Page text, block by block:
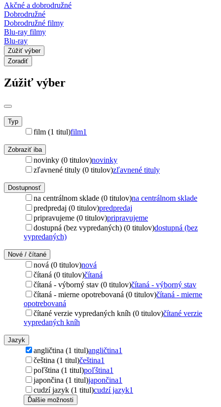
Akčné a dobrodružné
Dobrodružné
Dobrodružné filmy
Blu-ray filmy
Blu-ray
Zúžiť výber
Zoradiť
Zúžiť výber
Typ
film (1 titul)film1
Zobraziť iba
novinky (0 titulov)novinky
zľavnené tituly (0 titulov)zľavnené tituly
Dostupnosť
na centrálnom sklade (0 titulov)na centrálnom sklade
predpredaj (0 titulov)predpredaj
pripravujeme (0 titulov)pripravujeme
dostupná (bez vypredaných) (0 titulov)dostupná (bez
vypredaných)
Nové / čítané
nová (0 titulov)nová
čítaná (0 titulov)čítaná
čítaná - výborný stav (0 titulov)čítaná - výborný stav
čítaná - mierne opotrebovaná (0 titulov)čítaná - mierne
opotrebovaná
čítané verzie vypredaných kníh (0 titulov)čítané verzie
vypredaných kníh
Jazyk
angličtina (1 titul)angličtina1
čeština (1 titul)čeština1
poľština (1 titul)poľština1
japončina (1 titul)japončina1
cudzí jazyk (1 titul)cudzí jazyk1
Ďalšie možnosti